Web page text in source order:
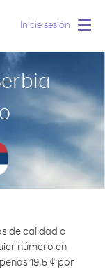
Inicie sesión
de calidad a
número en
19.5 ¢ por